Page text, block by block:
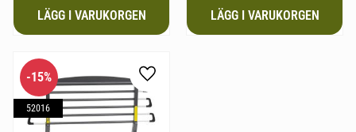
15%
52016
Lägg till i favoriter